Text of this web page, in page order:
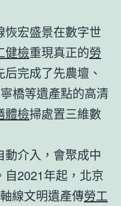
恢宏盛景在數字世
健檢重現真正的勞
完成了先農壇、
橋等遺產點的高清
體檢掃處置三維數
介入，會聚成中
2021年起，北京
線文明遺產傳勞工